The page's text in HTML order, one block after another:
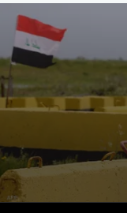
seconds
seconds